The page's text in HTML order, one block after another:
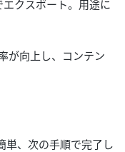
エクスポート。用途に
が向上し、コンテン
単、次の手順で完了し